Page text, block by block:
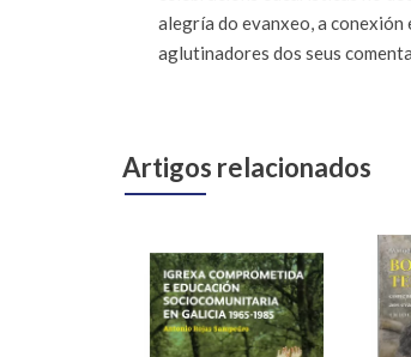
alegría do evanxeo, a conexión
aglutinadores dos seus
Artigos relacionados